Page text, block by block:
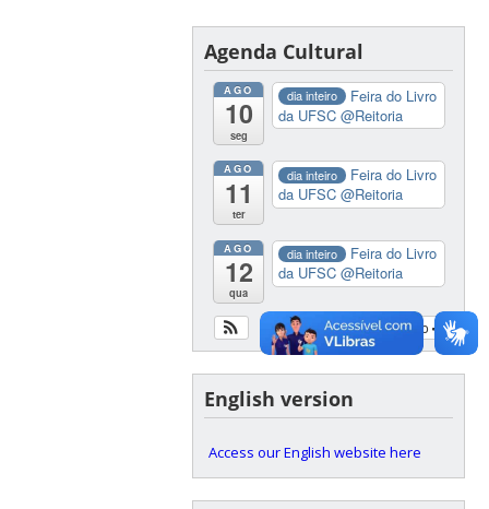
Agenda Cultural
AGO
10
seg
dia inteiro
Feira do Livro
da UFSC@Reitoria
AGO
11
ter
dia inteiro
Feira do Livro
da UFSC@Reitoria
AGO
12
qua
dia inteiro
Feira do Livro
da UFSC@Reitoria
Ver calendário
English version
Access our English website here